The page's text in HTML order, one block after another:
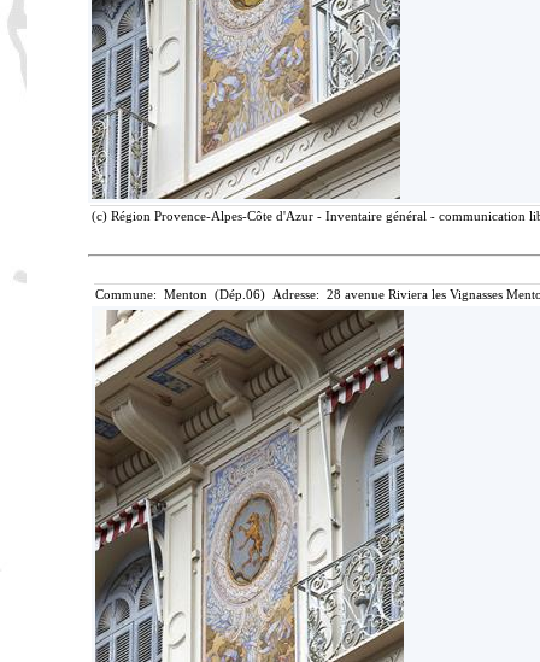
(c) Région Provence-Alpes-Côte d'Azur - Inventaire général - communication
Commune: Menton (Dép.06) Adresse: 28 avenue Riviera les Vignasses